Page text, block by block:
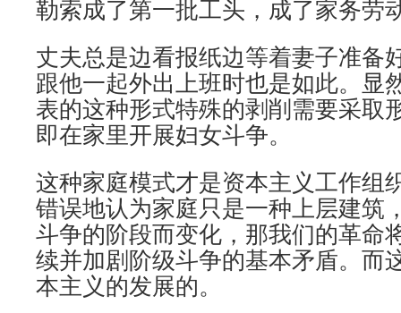
勒索成了第一批工头，成了家务劳
丈夫总是边看报纸边等着妻子准备
跟他一起外出上班时也是如此。显
表的这种形式特殊的剥削需要采取
即在家里开展妇女斗争。
这种家庭模式才是资本主义工作组
错误地认为家庭只是一种上层建筑
斗争的阶段而变化，那我们的革命
续并加剧阶级斗争的基本矛盾。而
本主义的发展的。